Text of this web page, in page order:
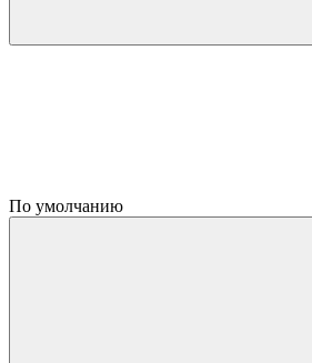
По умолчанию